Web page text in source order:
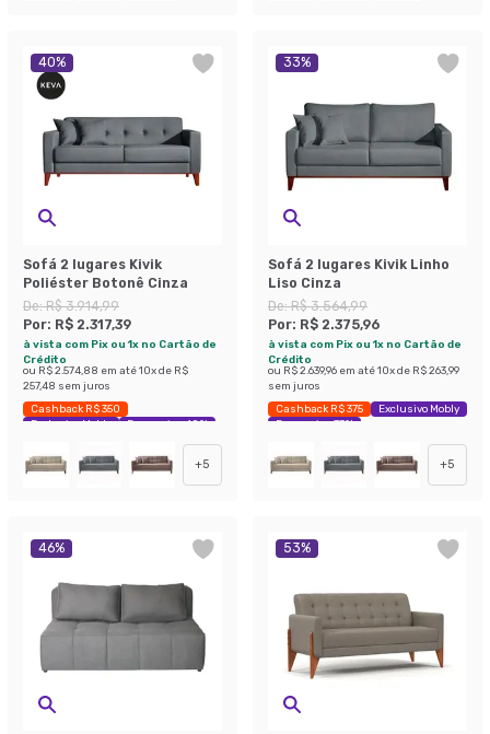
40%
Sofá 2 lugares Kivik
Poliéster Botonê Cinza
De:R$ 3.914,99
Por: R$ 2.317,39
à vista com Pix ou 1x no Cartão de
Crédito
ou R$ 2.574,88 em até10x de R$
257,48 sem juros
Cashback R$ 350
Exclusivo Mobly
Economize 40%
+5
33%
Sofá 2 lugares Kivik Linho
Liso Cinza
De:R$ 3.564,99
Por: R$ 2.375,96
à vista com Pix ou 1x no Cartão de
Crédito
ou R$ 2.639,96 em até10x de R$ 263,99
sem juros
Cashback R$ 375
Exclusivo Mobly
Economize 33%
+5
46% 53%